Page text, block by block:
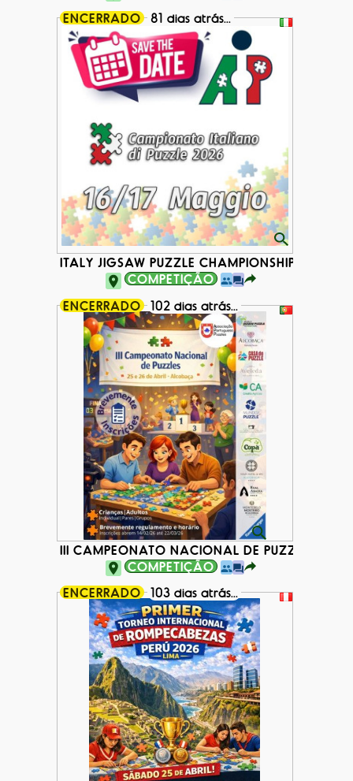
ENCERRADO
81 dias atrás...
ITALY JIGSAW PUZZLE CHAMPIONSHIP 2026
COMPETIÇÃO
ENCERRADO
102 dias atrás...
III CAMPEONATO NACIONAL DE PUZZLES
COMPETIÇÃO
ENCERRADO
103 dias atrás...